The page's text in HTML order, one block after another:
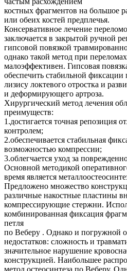
костных фрагментов на большое
или обеих костей предплечья.
Консервативное лечение
заключается в закрытой ручной
гипсовой повязкой
однако такой метод при
малоэффективен. Гипсовая
обеспечить стабильной
лизису локтевого отростка и
и деформирующего артроза.
Хирургический метод лечения
преимуществ:
1.достигается точная репозиция
контролем;
2.обеспечивается стабильная
возможностью компрессии;
3.облегчается уход за
Основной методикой
время является
Предложено множество
различные накостные пластины
компрессирующие стержни.
комбинированная фиксация
петля
по Веберу . Однако и погружной
недостатков: сложность и
значительное нарушение
конструкцией. Наибольшее